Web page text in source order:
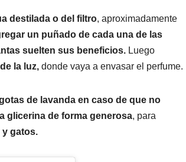
destilada o del filtro, aproximadamente
un puñado de cada una de las
suelten sus beneficios. Luego
la luz, donde vaya a envasar el perfume.
de lavanda en caso de que no
glicerina de forma generosa, para
y gatos.